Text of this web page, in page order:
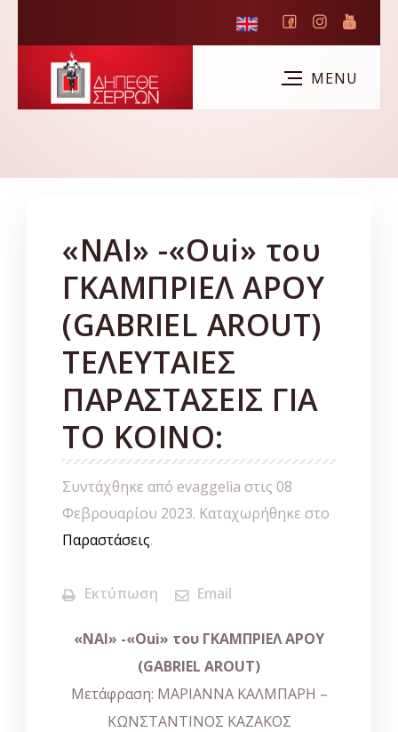
«ΝΑΙ» -«Oui» του
ΓΚΑΜΠΡΙΕΛ ΑΡΟΥ
(GABRIEL AROUT)
ΤΕΛΕΥΤΑΙΕΣ
ΠΑΡΑΣΤΑΣΕΙΣ ΓΙΑ
ΤΟ ΚΟΙΝΟ:
Συντάχθηκε από evaggelia στις 08
Φεβρουαρίου 2023. Καταχωρήθηκε στο
Παραστάσεις.
Εκτύπωση Email
«ΝΑΙ» -«Oui» του ΓΚΑΜΠΡΙΕΛ ΑΡΟΥ
(GABRIEL AROUT)
Μετάφραση: ΜΑΡΙΑΝΝΑ ΚΑΛΜΠΑΡΗ –
ΚΩΝΣΤΑΝΤΙΝΟΣ ΚΑΖΑΚΟΣ